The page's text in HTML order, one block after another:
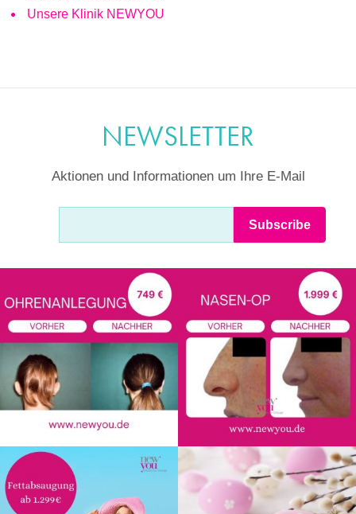
Unsere Klinik NEWYOU
NEWSLETTER
Aktionen und Informationen um Ihre E-Mail